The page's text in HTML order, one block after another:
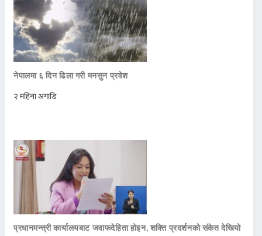
नेपालमा ६ दिन ढिला गरी मनसुन प्रवेश
२ महिना अगाडि
प्रधानमन्त्री कार्यालयबाट जवाफदेहिता होइन, शक्ति प्रदर्शनको संकेत देखियो